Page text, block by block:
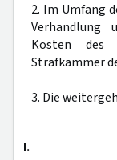
2. Im Umfang
Verhandlung
Kosten des
Strafkammer
3. Die
I.